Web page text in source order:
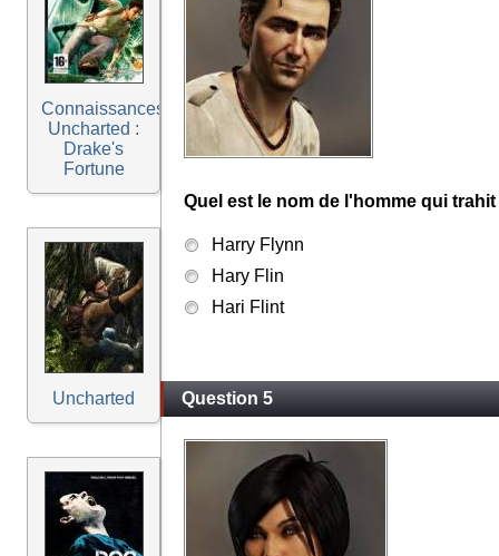
Connaissances
Uncharted :
Drake's
Fortune
Uncharted
Quel est le nom de l'homme qui
Harry Flynn
Hary Flin
Hari Flint
Question 5